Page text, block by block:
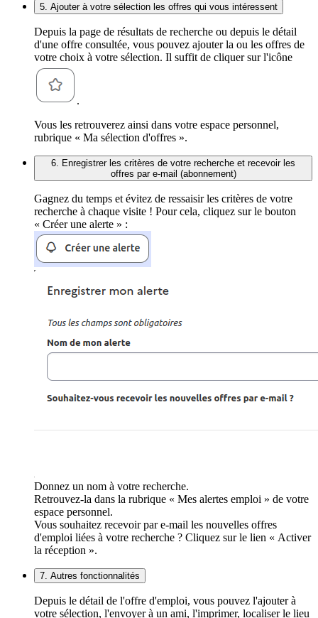
5. Ajouter à votre sélection les offres qui vous intéressent
Depuis la page de résultats de recherche ou depuis le détail
d'une offre consultée, vous pouvez ajouter la ou les offres de
votre choix à votre sélection. Il suffit de cliquer sur l'icône
.
Vous les retrouverez ainsi dans votre espace personnel,
rubrique « Ma sélection d'offres ».
6. Enregistrer les critères de votre recherche et recevoir les
offres par e-mail (abonnement)
Gagnez du temps et évitez de ressaisir les critères de votre
recherche à chaque visite ! Pour cela, cliquez sur le bouton
« Créer une alerte » :
Donnez un nom à votre recherche.
Retrouvez-la dans la rubrique « Mes alertes emploi » de votre
espace personnel.
Vous souhaitez recevoir par e-mail les nouvelles offres
d'emploi liées à votre recherche ? Cliquez sur le lien « Activer
la réception ».
7. Autres fonctionnalités
Depuis le détail de l'offre d'emploi, vous pouvez l'ajouter à
votre sélection, l'envoyer à un ami, l'imprimer, localiser le lieu